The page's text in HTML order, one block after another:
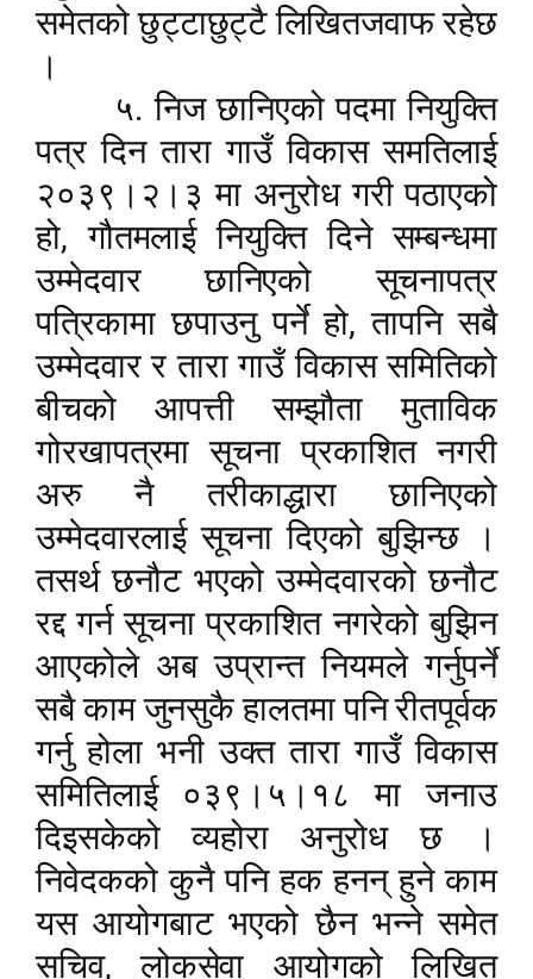
समेतको छुट्टाछुट्टै लिखितजवाफ रहेछ
।
५. निज छानिएको पदमा नियुक्ति
पत्र दिन तारा गाउँ विकास समतिलाई
२०३९।२।३ मा अनुरोध गरी पठाएको
हो,गौतमलाई नियुक्ति दिने सम्बन्धमा
उम्मेदवार छानिएको सूचनापत्र
पत्रिकामा छपाउनु पर्ने हो,तापनि सबै
उम्मेदवार र तारा गाउँ विकास समितिको
बीचको आपत्ती सम्झौता मुताविक
गोरखापत्रमा सूचना प्रकाशित नगरी
अरु नै तरीकाद्धारा छानिएको
उम्मेदवारलाई सूचना दिएको बुझिन्छ ।
तसर्थ छनौट भएको उम्मेदवारको छनौट
रद्द गर्न सूचना प्रकाशित नगरेको बुझिन
आएकोले अब उप्रान्त नियमले गर्नुपर्ने
सबै काम जुनसुकै हालतमा पनि रीतपूर्वक
गर्नु होला भनी उक्त तारा गाउँ विकास
समितिलाई ०३९।५।१८ मा जनाउ
दिइसकेको व्यहोरा अनुरोध छ ।
निवेदकको कुनै पनि हक हनन् हुने काम
यस आयोगबाट भएको छैन भन्ने समेत
सचिव,लोकसेवा आयोगको लिखित